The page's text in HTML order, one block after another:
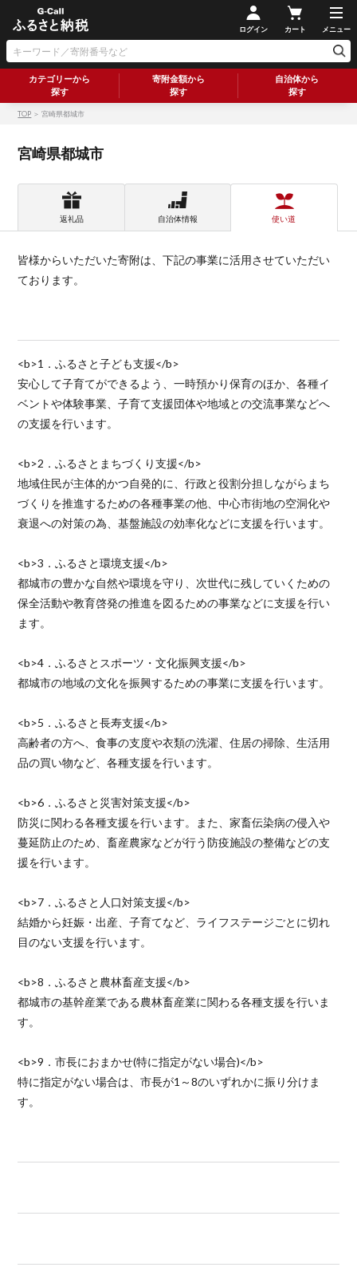
ログイン カート メニュー
カテゴリーから
探す
寄附金額から
探す
自治体から
探す
TOP ＞ 宮崎県都城市
宮崎県都城市
返礼品 自治体情報 使い道
皆様からいただいた寄附は、下記の事業に活用させていただい
ております。
<b>1．ふるさと子ども支援</b>
安心して子育てができるよう、一時預かり保育のほか、各種イ
ベントや体験事業、子育て支援団体や地域との交流事業などへ
の支援を行います。
<b>2．ふるさとまちづくり支援</b>
地域住民が主体的かつ自発的に、行政と役割分担しながらまち
づくりを推進するための各種事業の他、中心市街地の空洞化や
衰退への対策の為、基盤施設の効率化などに支援を行います。
<b>3．ふるさと環境支援</b>
都城市の豊かな自然や環境を守り、次世代に残していくための
保全活動や教育啓発の推進を図るための事業などに支援を行い
ます。
<b>4．ふるさとスポーツ・文化振興支援</b>
都城市の地域の文化を振興するための事業に支援を行います。
<b>5．ふるさと長寿支援</b>
高齢者の方へ、食事の支度や衣類の洗濯、住居の掃除、生活用
品の買い物など、各種支援を行います。
<b>6．ふるさと災害対策支援</b>
防災に関わる各種支援を行います。また、家畜伝染病の侵入や
蔓延防止のため、畜産農家などが行う防疫施設の整備などの支
援を行います。
<b>7．ふるさと人口対策支援</b>
結婚から妊娠・出産、子育てなど、ライフステージごとに切れ
目のない支援を行います。
<b>8．ふるさと農林畜産支援</b>
都城市の基幹産業である農林畜産業に関わる各種支援を行いま
す。
<b>9．市長におまかせ(特に指定がない場合)</b>
特に指定がない場合は、市長が1～8のいずれかに振り分けま
す。